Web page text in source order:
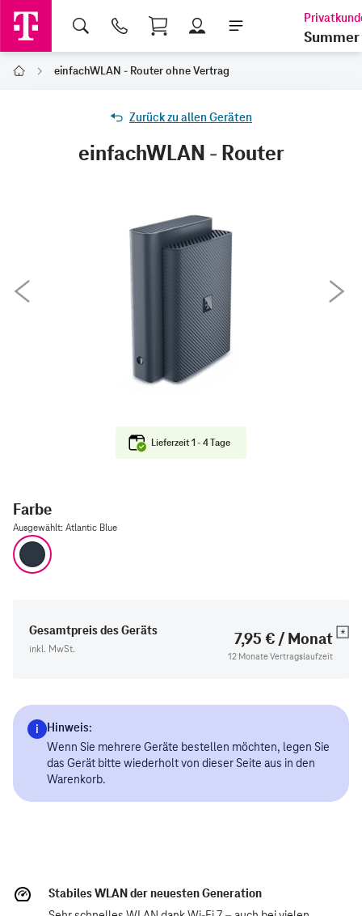
Shopping Cart
Summer
Home einfachWLAN - Router ohne Vertrag
Zurück zu allen Geräten
einfachWLAN - Router
Lieferzeit 1 - 4 Tage
Farbe
Ausgewählt: Atlantic Blue
Gesamtpreis des Geräts
inkl. MwSt.
7,95 € / Monat
12 Monate Vertragslaufzeit